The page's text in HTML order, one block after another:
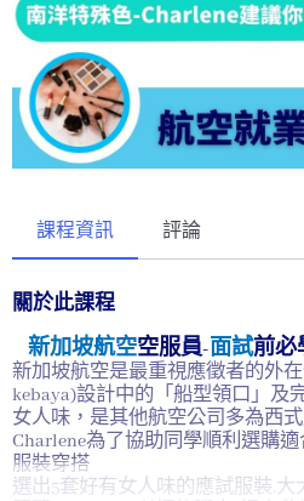
課程資訊 評論
關於此課程
新加坡航空空服員-面試前必
新加坡航空是最重視應徵者的外
kebaya)設計中的「船型領口」及
女人味，是其他航空公司多為西
Charlene為了協助同學順利選購
服裝穿搭
選出5套好有女人味的應試服裝,大